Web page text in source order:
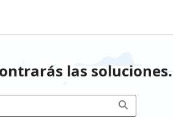
las soluciones.